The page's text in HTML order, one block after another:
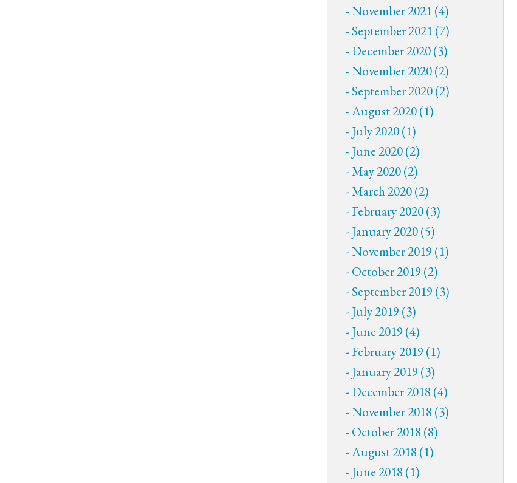
November 2021 (4)
September 2021 (7)
December 2020 (3)
November 2020 (2)
September 2020 (2)
August 2020 (1)
July 2020 (1)
June 2020 (2)
May 2020 (2)
March 2020 (2)
February 2020 (3)
January 2020 (5)
November 2019 (1)
October 2019 (2)
September 2019 (3)
July 2019 (3)
June 2019 (4)
February 2019 (1)
January 2019 (3)
December 2018 (4)
November 2018 (3)
October 2018 (8)
August 2018 (1)
June 2018 (1)